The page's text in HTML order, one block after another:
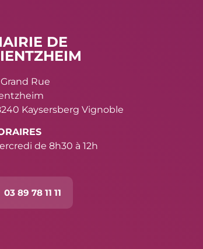
DE
Grand Rue
Kaysersberg Vignoble
de 8h30 à 12h
03 89 78 11 11